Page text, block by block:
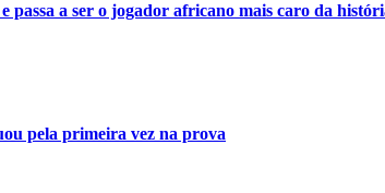
passa a ser o jogador africano mais caro da
pela primeira vez na prova